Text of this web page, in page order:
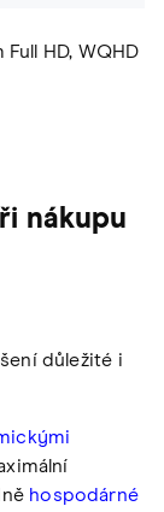
HD, WQHD
nákupu
důležité i
hospodárné